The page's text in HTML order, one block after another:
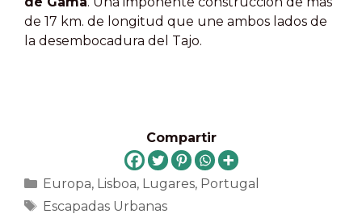
de 17 km. de longitud que une ambos lados de
la desembocadura del Tajo.
Compartir
Categorías
Europa, Lisboa, Lugares, Portugal
Etiquetas
Escapadas Urbanas